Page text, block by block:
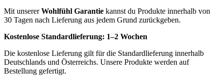
Mit unsererWohlfühl Garantie kannst du Produkte innerhalb von
30 Tagen nach Lieferung aus jedem Grund zurückgeben.
Kostenlose Standardlieferung: 1–2 Wochen
Die kostenlose Lieferung gilt für die Standardlieferung innerhalb
Deutschlands und Österreichs. Unsere Produkte werden auf
Bestellung gefertigt.